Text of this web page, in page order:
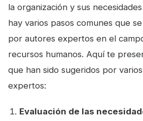
la organización y sus
hay varios pasos comunes que
por autores expertos en el
recursos humanos. Aquí te
que han sido sugeridos por
expertos:
Evaluación de las